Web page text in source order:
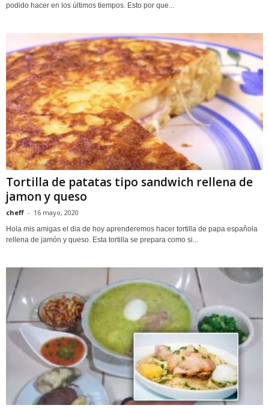
podido hacer en los últimos tiempos. Esto por que...
Tortilla de patatas tipo sandwich rellena de
jamon y queso
cheff - 16 mayo, 2020
Hola mis amigas el dia de hoy aprenderemos hacer tortilla de papa española
rellena de jamón y queso. Esta tortilla se prepara como si...